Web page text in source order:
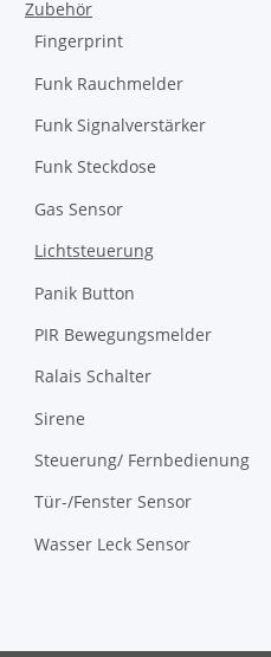
Zubehör
Fingerprint
Funk Rauchmelder
Funk Signalverstärker
Funk Steckdose
Gas Sensor
Lichtsteuerung
Panik Button
PIR Bewegungsmelder
Ralais Schalter
Sirene
Steuerung/ Fernbedienung
Tür-/Fenster Sensor
Wasser Leck Sensor